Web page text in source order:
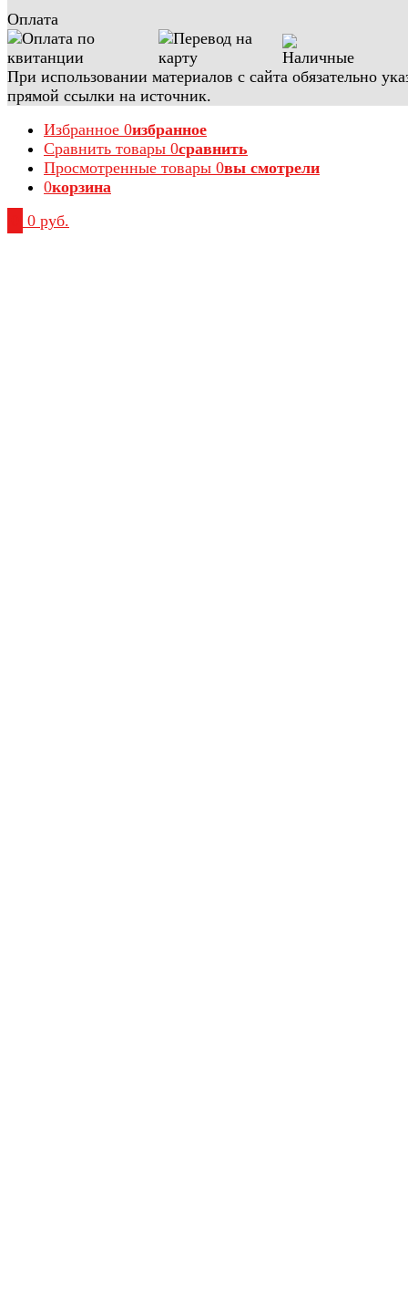
Оплата
При использовании материалов с сайта обязательно
прямой ссылки на источник.
Избранное 0избранное
Сравнить товары 0сравнить
Просмотренные товары 0вы смотрели
0корзина
0 руб.